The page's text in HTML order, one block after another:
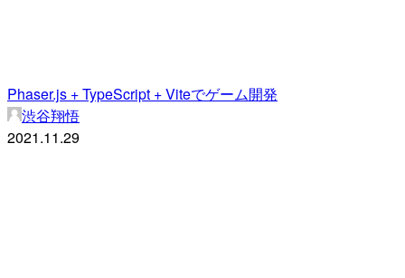
Phaser.js + TypeScript + Viteでゲーム開発
渋谷翔悟
2021.11.29